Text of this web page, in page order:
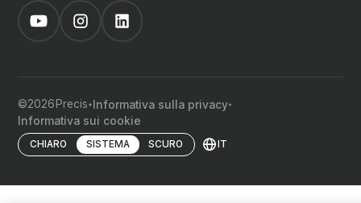
©2026 Precis
Informativa sulla privacy
Informativa sui cookie
CHIARO SISTEMA SCURO IT